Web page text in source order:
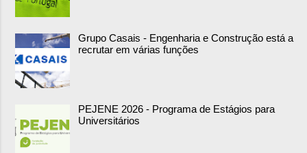
Grupo Casais - Engenharia e Construção está a
recrutar em várias funções
PEJENE 2026 - Programa de Estágios para
Universitários